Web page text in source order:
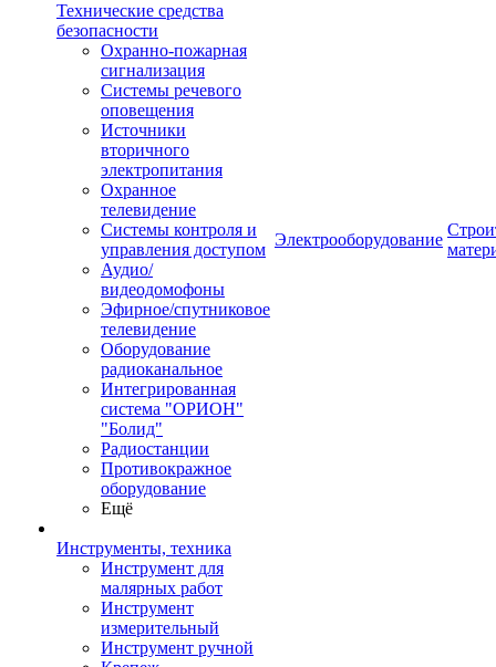
Технические средства
безопасности
Охранно-пожарная
сигнализация
Системы речевого
оповещения
Источники
вторичного
электропитания
Охранное
телевидение
Системы контроля и
управления доступом
Аудио/
видеодомофоны
Эфирное/спутниковое
телевидение
Оборудование
радиоканальное
Интегрированная
система "ОРИОН"
"Болид"
Радиостанции
Противокражное
оборудование
Ещё
Инструменты, техника
Инструмент для
малярных работ
Инструмент
измерительный
Инструмент ручной
Электрооборудование